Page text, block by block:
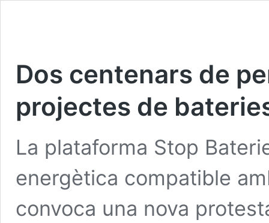
Dos centenars de
projectes de
La plataforma Stop
energètica compatible
convoca una nova